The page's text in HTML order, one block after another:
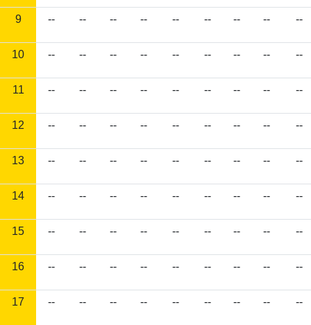
9 -- -- -- -- -- -- -- -- --
10 -- -- -- -- -- -- -- -- --
11 -- -- -- -- -- -- -- -- --
12 -- -- -- -- -- -- -- -- --
13 -- -- -- -- -- -- -- -- --
14 -- -- -- -- -- -- -- -- --
15 -- -- -- -- -- -- -- -- --
16 -- -- -- -- -- -- -- -- --
17 -- -- -- -- -- -- -- -- --